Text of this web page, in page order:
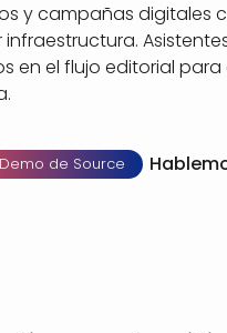
y campañas digitales
en el flujo editorial
de Source